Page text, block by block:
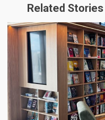
Related Stories